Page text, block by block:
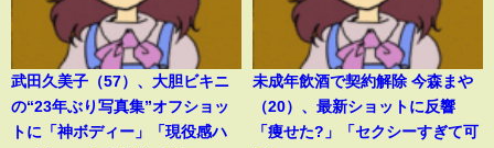
武田久美子（57）、大胆ビキニ
の“23年ぶり写真集”オフショッ
トに「神ボディー」「現役感ハ
未成年飲酒で契約解除 今森まや
（20）、最新ショットに反響
「痩せた?」「セクシーすぎて可